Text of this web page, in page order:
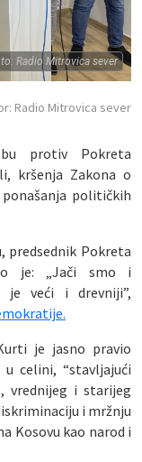
Radio Mitrovica sever
Radio Mitrovica sever
protiv Pokreta
kršenja Zakona o
političkih
predsednik Pokreta
je: „Jači smo i
je veći i drevniji”,
je jasno pravio
celini, “stavljajući
vrednijeg i starijeg
i mržnju
Kosovu kao narod i